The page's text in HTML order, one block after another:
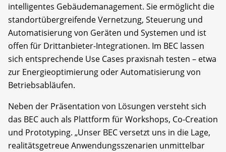
intelligentes Gebäudemanagement. Sie ermöglicht die
standortübergreifende Vernetzung, Steuerung und
Automatisierung von Geräten und Systemen und ist
offen für Drittanbieter-Integrationen. Im BEC lassen
sich entsprechende Use Cases praxisnah testen – etwa
zur Energieoptimierung oder Automatisierung von
Betriebsabläufen.
Neben der Präsentation von Lösungen versteht sich
das BEC auch als Plattform für Workshops, Co-Creation
und Prototyping. „Unser BEC versetzt uns in die Lage,
realitätsgetreue Anwendungsszenarien unmittelbar